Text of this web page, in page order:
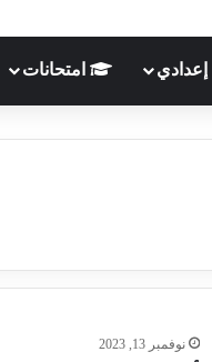
إعدادي امتحانات
نوفمبر 13, 2023